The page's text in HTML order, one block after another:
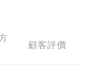
顧客評價